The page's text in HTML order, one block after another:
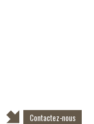
Contactez-nous